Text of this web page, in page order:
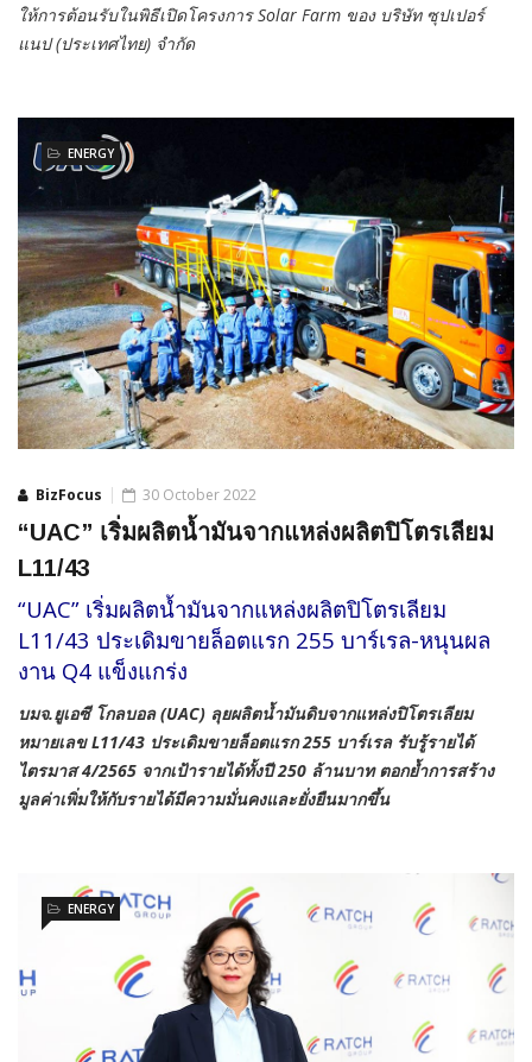
ให้การต้อนรับในพิธีเปิดโครงการ Solar Farm ของ บริษัท ซุปเปอร์
แนป (ประเทศไทย) จำกัด
BizFocus
ENERGY
30 October 2022
“UAC” เริ่มผลิตน้ำมันจากแหล่งผลิตปิโตรเลียม
L11/43
“UAC” เริ่มผลิตน้ำมันจากแหล่งผลิตปิโตรเลียม
L11/43 ประเดิมขายล็อตแรก 255 บาร์เรล-หนุนผล
งาน Q4 แข็งแกร่ง
บมจ.ยูเอซี โกลบอล (UAC) ลุยผลิตน้ำมันดิบจากแหล่งปิโตรเลียม
หมายเลข L11/43 ประเดิมขายล็อตแรก 255 บาร์เรล รับรู้รายได้
ไตรมาส 4/2565 จากเป้ารายได้ทั้งปี 250 ล้านบาท ตอกย้ำการสร้าง
มูลค่าเพิ่มให้กับรายได้มีความมั่นคงและยั่งยืนมากขึ้น
ENERGY